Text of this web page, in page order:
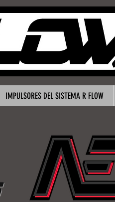
IMPULSORES DEL SISTEMA R FLOW